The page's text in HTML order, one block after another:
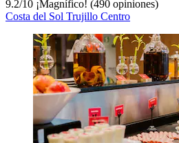
9.2/10 ¡Magnífico! (490 opiniones)
Costa del Sol Trujillo Centro